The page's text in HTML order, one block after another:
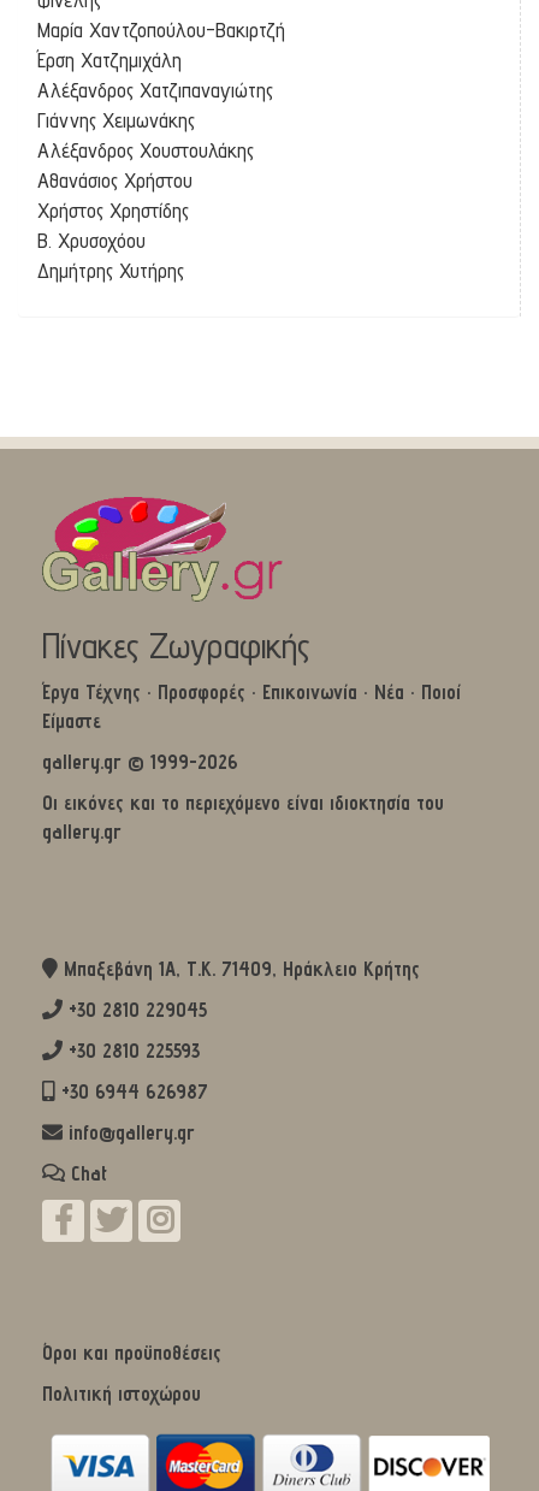
Μαρία Χαντζοπούλου-Βακιρτζή
Έρση Χατζημιχάλη
Αλέξανδρος Χατζιπαναγιώτης
Γιάννης Χειμωνάκης
Αλέξανδρος Χουστουλάκης
Αθανάσιος Χρήστου
Χρήστος Χρηστίδης
Β. Χρυσοχόου
Δημήτρης Χυτήρης
Πίνακες Ζωγραφικής
Έργα Τέχνης · Προσφορές · Επικοινωνία · Νέα · Ποιοί
Είμαστε
gallery.gr © 1999-2026
Οι εικόνες και το περιεχόμενο είναι ιδιοκτησία του
gallery.gr
Μπαξεβάνη 1Α, Τ.Κ. 71409, Ηράκλειο Κρήτης
+30 2810 229045
+30 2810 225593
+30 6944 626987
info@gallery.gr
Chat
Όροι και προϋποθέσεις
Πολιτική ιστοχώρου